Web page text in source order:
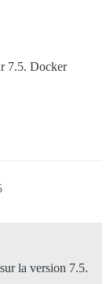
7.5. Docker
la version 7.5.